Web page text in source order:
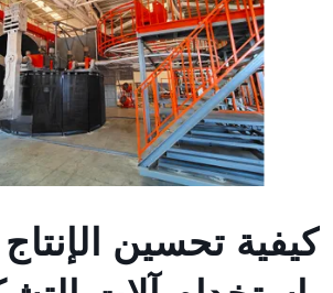
كيفية تحسين الإنتاج